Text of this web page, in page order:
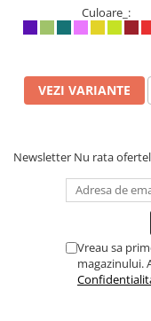
Culoare_:
VEZI VARIANTE
Newsletter Nu rata
Vreau sa
magazinului.